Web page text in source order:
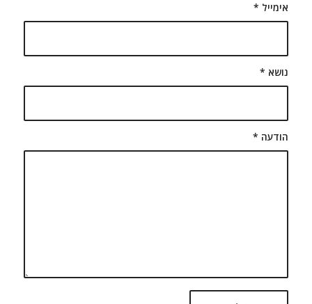
אימייל *
נושא *
הודעה *